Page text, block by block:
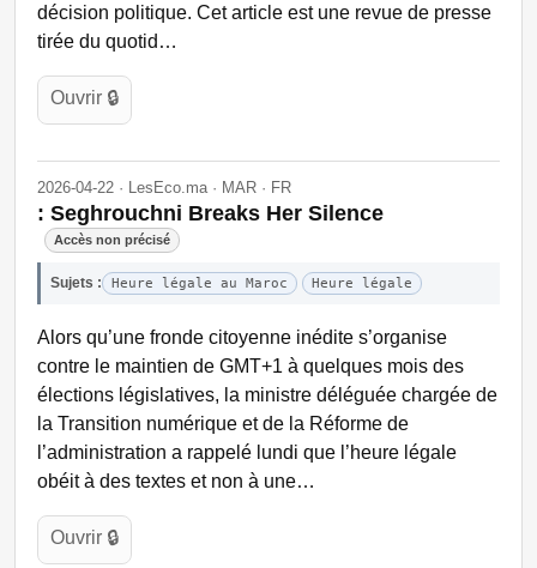
décision politique. Cet article est une revue de presse
tirée du quotid…
Ouvrir 🔒
2026-04-22 · LesEco.ma · MAR · FR
: Seghrouchni Breaks Her Silence
Accès non précisé
Sujets : Heure légale au Maroc Heure légale
Alors qu’une fronde citoyenne inédite s’organise
contre le maintien de GMT+1 à quelques mois des
élections législatives, la ministre déléguée chargée de
la Transition numérique et de la Réforme de
l’administration a rappelé lundi que l’heure légale
obéit à des textes et non à une…
Ouvrir 🔒